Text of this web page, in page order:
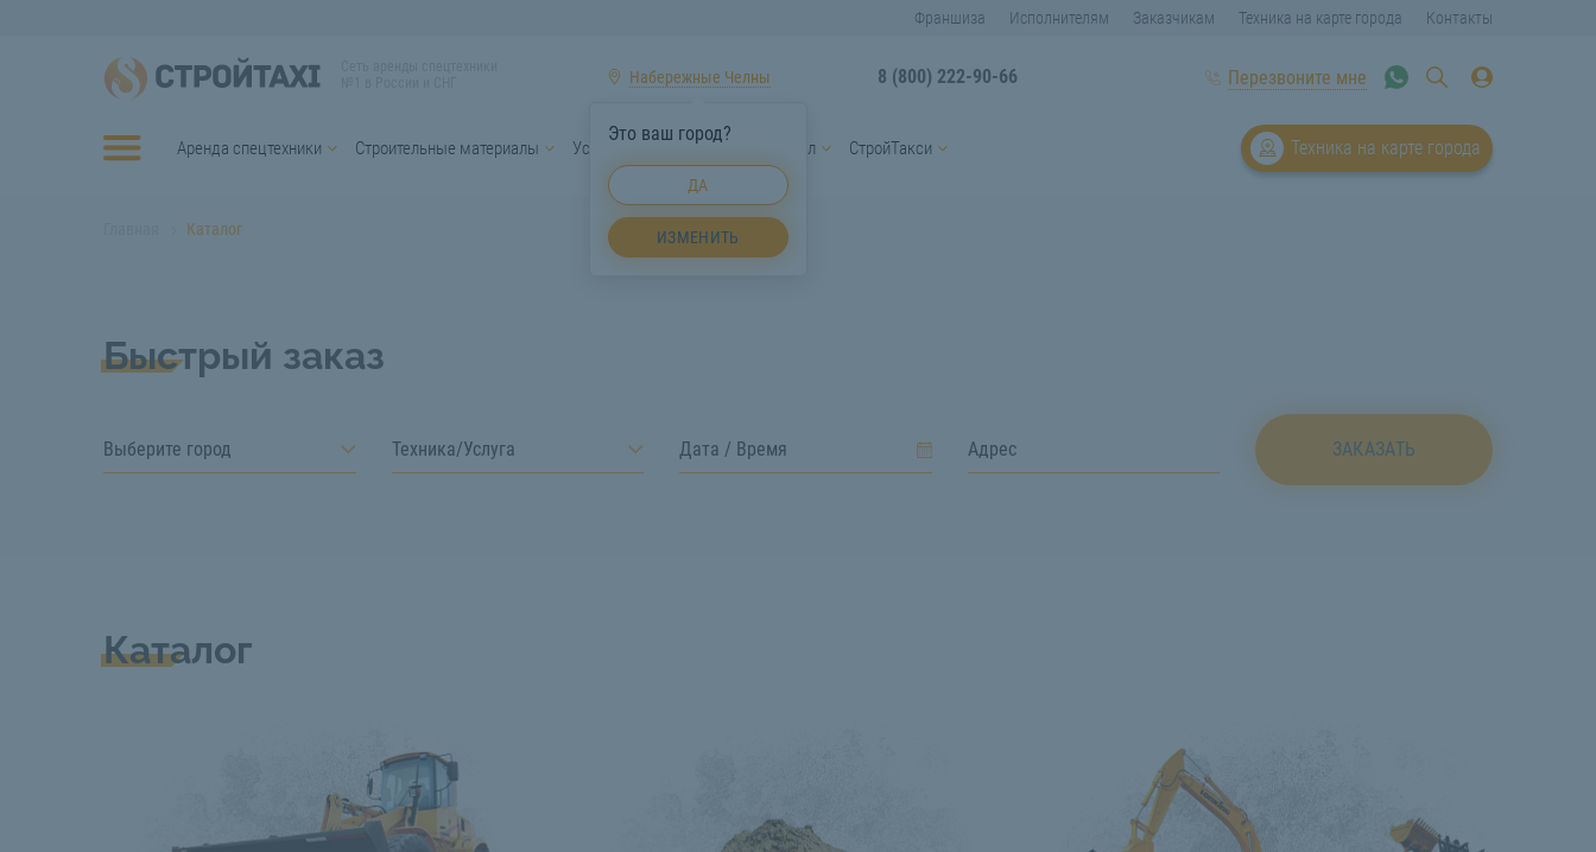
Франшиза Исполнителям Заказчикам Техника на карте города Контакты
Набережные Челны
Это ваш город?
ДА
ИЗМЕНИТЬ
8 (800) 222-90-66 Перезвоните мне
Аренда спецтехники Строительные материалы Услуги спецтехники Персонал СтройТакси Техника на карте города
Каталог
Быстрый заказ
Выберите город Техника/Услуга ЗАКАЗАТЬ
Каталог